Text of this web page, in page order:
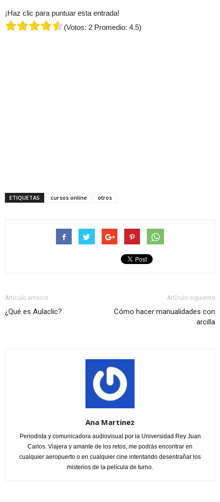
¡Haz clic para puntuar esta entrada!
(Votos: 2 Promedio: 4.5)
ETIQUETAS cursos online otros
Artículo anterior
¿Qué es Aulaclic?
Artículo siguiente
Cómo hacer manualidades con
arcilla
Ana Martinez
Periodista y comunicadora audiovisual por la Universidad Rey Juan
Carlos. Viajera y amante de los retos, me podrás encontrar en
cualquier aeropuerto o en cualquier cine intentando desentrañar los
misterios de la película de turno.